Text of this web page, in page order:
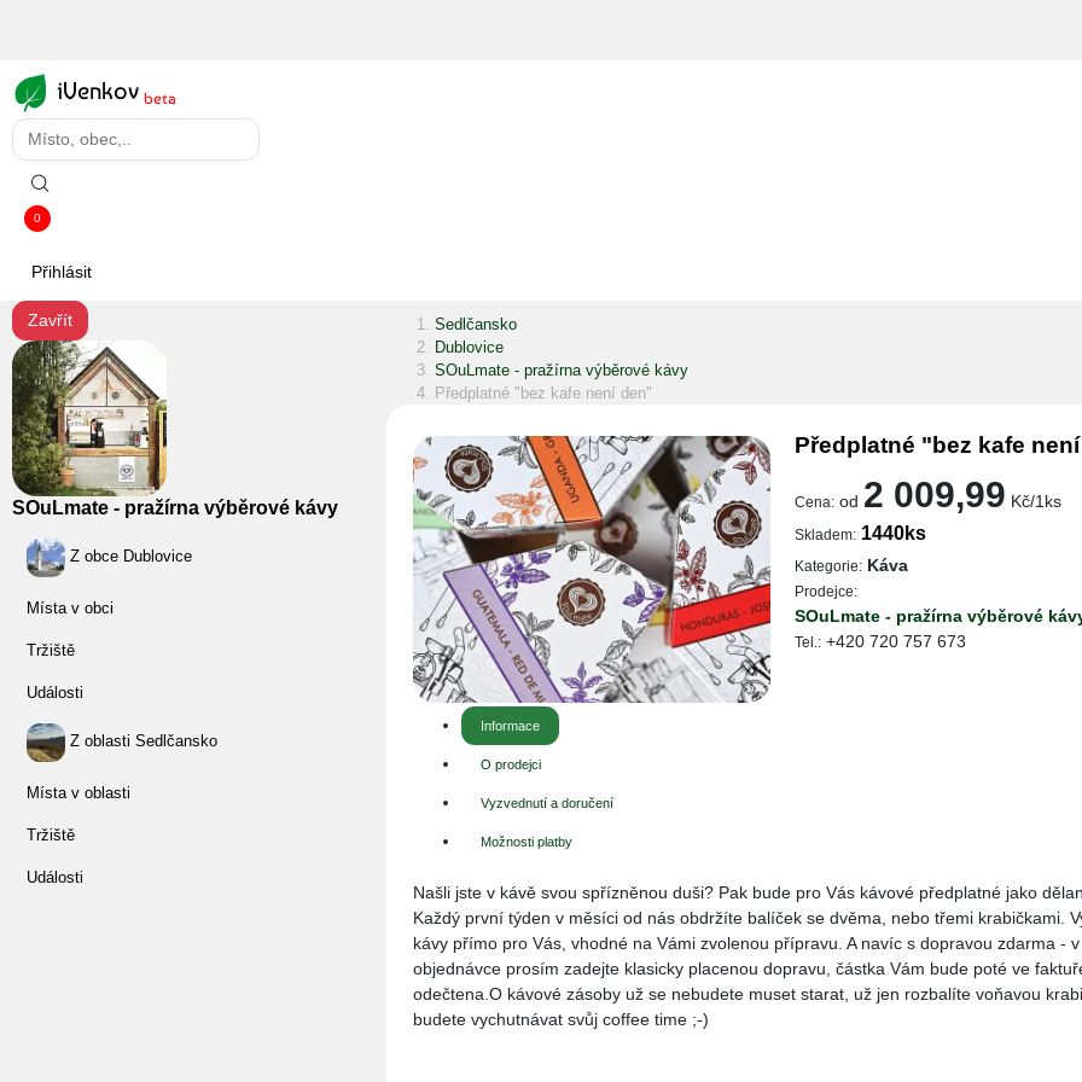
iVenkov beta
0
Přihlásit
Zavřít
SOuLmate - pražírna výběrové kávy
Z obce Dublovice
Místa v obci
Tržiště
Události
Z oblasti Sedlčansko
Místa v oblasti
Tržiště
Události
Sedlčansko
Dublovice
SOuLmate - pražírna výběrové kávy
Předplatné "bez kafe není den"
Předplatné "bez kafe
Cena: od 2 009,99 Kč/1ks
Skladem: 1440ks
Kategorie: Káva
Prodejce:
SOuLmate - pražírna výběrové
Tel.: +420 720 757 673
Informace
O prodejci
Vyzvednutí a doručení
Možnosti platby
Našli jste v kávě svou spřízněnou duši? Pak bude pro Vás kávové předplatné jako
Každý první týden v měsíci od nás obdržíte balíček se dvěma, nebo třemi krabičkami.
kávy přímo pro Vás, vhodné na Vámi zvolenou přípravu. A navíc s dopravou zdarma - v
objednávce prosím zadejte klasicky placenou dopravu, částka Vám bude poté ve
odečtena.O kávové zásoby už se nebudete muset starat, už jen rozbalíte voňavou
budete vychutnávat svůj coffee time ;-)